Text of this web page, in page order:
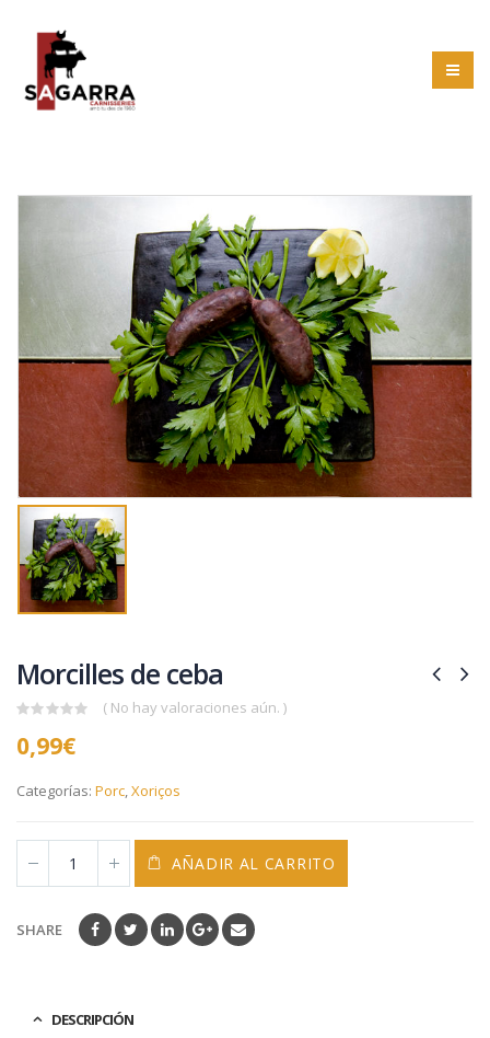
Morcilles de ceba
out
of
( No hay valoraciones aún. )
0,99€
Categorías: Porc,Xoriços
AÑADIR AL CARRITO
SHARE
DESCRIPCIÓN